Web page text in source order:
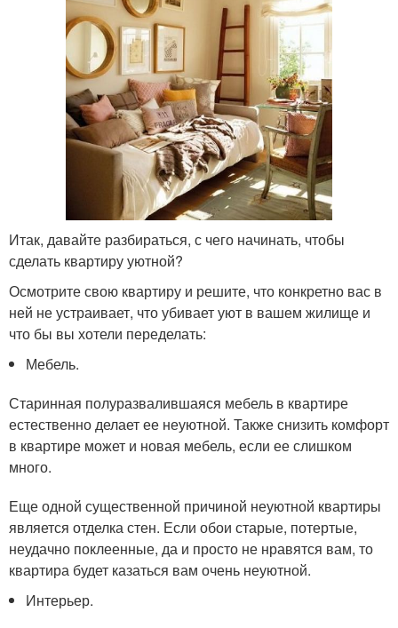
Итак, давайте разбираться, с чего начинать, чтобы
сделать квартиру уютной?
Осмотрите свою квартиру и решите, что конкретно вас в
ней не устраивает, что убивает уют в вашем жилище и
что бы вы хотели переделать:
Мебель.
Старинная полуразвалившаяся мебель в квартире
естественно делает ее неуютной. Также снизить комфорт
в квартире может и новая мебель, если ее слишком
много.
Еще одной существенной причиной неуютной квартиры
является отделка стен. Если обои старые, потертые,
неудачно поклеенные, да и просто не нравятся вам, то
квартира будет казаться вам очень неуютной.
Интерьер.